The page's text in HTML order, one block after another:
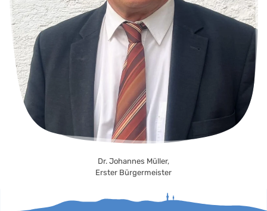
Dr. Johannes Müller,
Erster Bürgermeister